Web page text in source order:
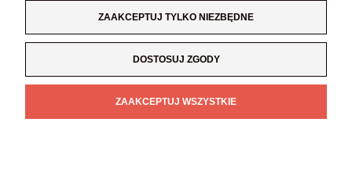
POKAŻ PEŁNĄ WERSJĘ STRONY
ZAAKCEPTUJ TYLKO NIEZBĘDNE
DOSTOSUJ ZGODY
ZAAKCEPTUJ WSZYSTKIE